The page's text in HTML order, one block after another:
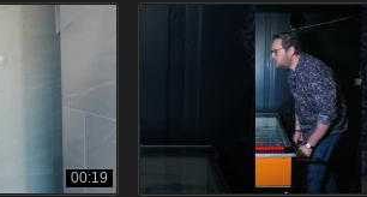
00:19